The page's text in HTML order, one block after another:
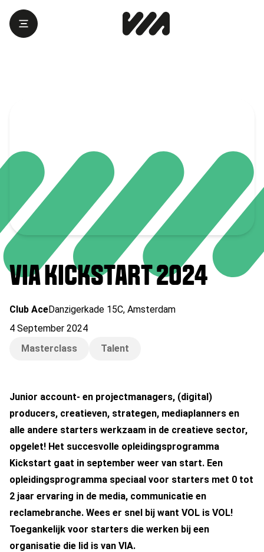
VIA KICKSTART 2024
Club AceDanzigerkade 15C, Amsterdam
4 September 2024
Masterclass
Talent
Junior account- en projectmanagers, (digital)
producers, creatieven, strategen, mediaplanners en
alle andere starters werkzaam in de creatieve sector,
opgelet! Het succesvolle opleidingsprogramma
Kickstart gaat in september weer van start. Een
opleidingsprogramma speciaal voor starters met 0 tot
2 jaar ervaring in de media, communicatie en
reclamebranche. Wees er snel bij want VOL is VOL!
Toegankelijk voor starters die werken bij een
organisatie die lid is van VIA.